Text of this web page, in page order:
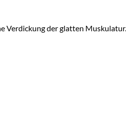
Verdickung der glatten Muskulatur.